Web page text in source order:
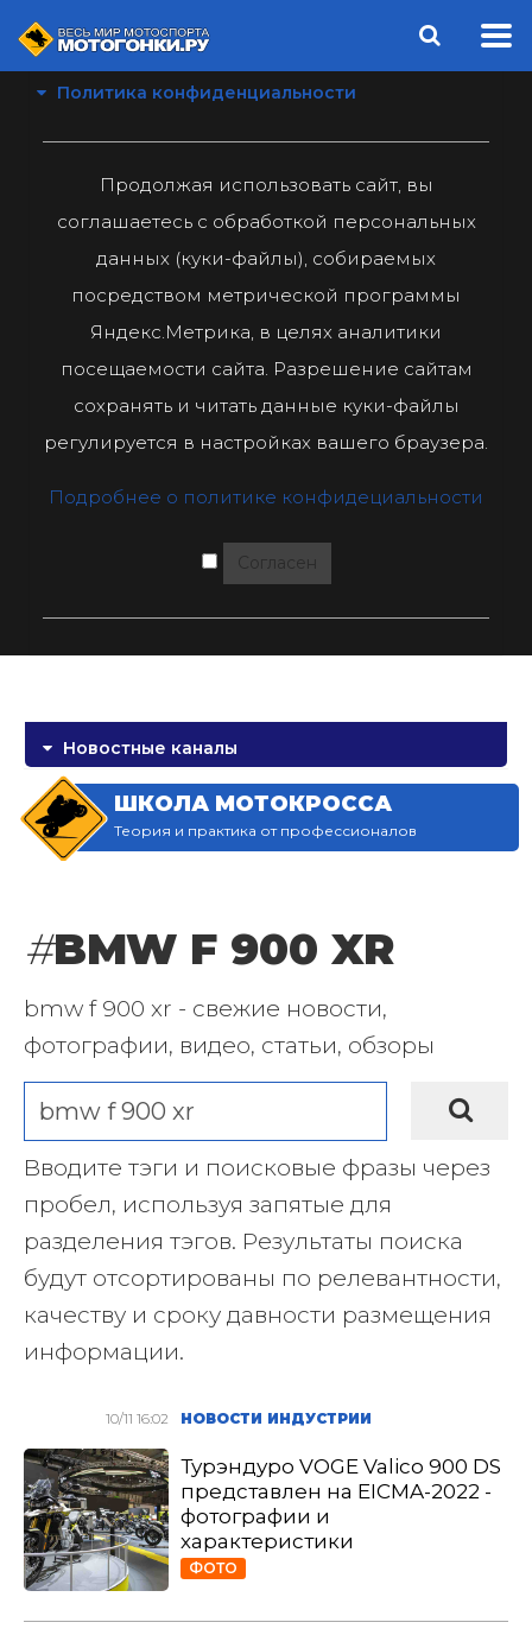
Политика конфиденциальности
Продолжая использовать сайт, вы
соглашаетесь с обработкой персональных
данных (куки-файлы), собираемых
посредством метрической программы
Яндекс.Метрика, в целях аналитики
посещаемости сайта. Разрешение сайтам
сохранять и читать данные куки-файлы
регулируется в настройках вашего браузера.
Подробнее о политике конфидециальности
Согласен
Новостные каналы
ШКОЛА МОТОКРОССА
Теория и практика от профессионалов
#BMW F 900 XR
bmw f 900 xr - свежие новости,
фотографии, видео, статьи, обзоры
Вводите тэги и поисковые фразы через
пробел, используя запятые для
разделения тэгов. Результаты поиска
будут отсортированы по релевантности,
качеству и сроку давности размещения
информации.
10/11 16:02 НОВОСТИ ИНДУСТРИИ
Турэндуро VOGE Valico 900 DS
представлен на EICMA-2022 -
фотографии и
характеристики
ФОТО